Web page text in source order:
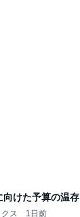
向けた予算の温存
ス 1日前